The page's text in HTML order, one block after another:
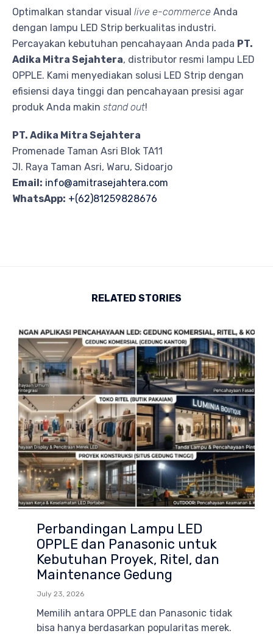
Optimalkan standar visual live e-commerce Anda
dengan lampu LED Strip berkualitas industri.
Percayakan kebutuhan pencahayaan Anda pada PT.
Adika Mitra Sejahtera, distributor resmi lampu LED
OPPLE. Kami menyediakan solusi LED Strip dengan
efisiensi daya tinggi dan pencahayaan presisi agar
produk Anda makin stand out!
PT. Adika Mitra Sejahtera
Promenade Taman Asri Blok TA11
Jl. Raya Taman Asri, Waru, Sidoarjo
Email: info@amitrasejahtera.com
WhatsApp: +(62)81259828676
RELATED STORIES
Perbandingan Lampu LED
OPPLE dan Panasonic untuk
Kebutuhan Proyek, Ritel, dan
Maintenance Gedung
July 23, 2026
Memilih antara OPPLE dan Panasonic tidak
bisa hanya berdasarkan popularitas merek.